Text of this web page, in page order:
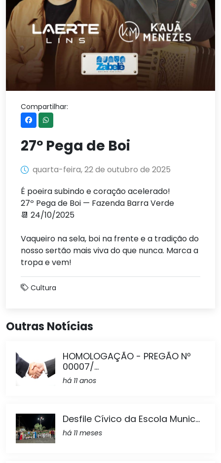
Compartilhar:
27º Pega de Boi
quarta-feira, 22 de outubro de 2025
É poeira subindo e coração acelerado!
27º Pega de Boi — Fazenda Barra Verde
📆 24/10/2025
Vaqueiro na sela, boi na frente e a tradição do
nosso sertão mais viva do que nunca. Marca a
tropa e vem!
Cultura
Outras Notícias
HOMOLOGAÇÃO - PREGÃO Nº
00007/...
há 11 anos
Desfile Cívico da Escola Munic...
há 11 meses